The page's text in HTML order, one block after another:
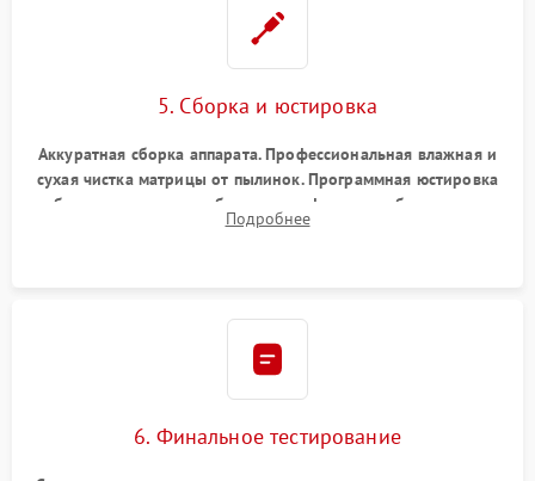
5. Сборка и юстировка
Аккуратная сборка аппарата. Профессиональная влажная и
сухая чистка матрицы от пылинок. Программная юстировка
рабочего отрезка, калибровка автофокуса, стабилизатора и
экспозамера с помощью сервисного ПО.
Подробнее
6. Финальное тестирование